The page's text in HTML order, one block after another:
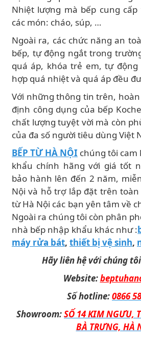
Nhiệt lượng mà bếp cung
các món: cháo, súp, …
Ngoài ra, các chức năng an
bếp, tự động ngắt trong
quá áp, khóa trẻ em, tự
hợp quá nhiệt và quá áp đều
Với những thông tin trên,
định công dụng của bếp
chất lượng tuyệt vời mà còn
của đa số người tiêu dùng Việt
BẾP TỪ HÀ NỘI chúng tôi
khẩu chính hãng với giá tốt
bảo hành lên đến 2 năm,
Nội và hỗ trợ lắp đặt trên
từ Hà Nội các bạn yên tâm về
Ngoài ra chúng tôi còn phân
nhà bếp nhập khẩu khác như :
máy rửa bát, thiết bị vệ sinh,
Hãy liên hệ với chúng
Website:
Số hotline:0866
Showroom:SỐ 14 KIM NGƯU,
BÀ TRƯNG, HÀ